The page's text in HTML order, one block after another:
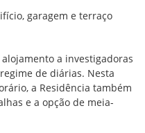
garagem e terraço
a investigadoras
de diárias. Nesta
a Residência também
e a opção de meia-